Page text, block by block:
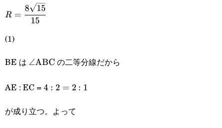
{15}
R=\cfrac{8\sqrt{15}}
R =
15
8 15
(1)
BE は \angle{\text{ABC}}
∠ABC の二等分線だから
AE : EC = 4:2=2:1
4 : 2 = 2 : 1
が成り立つ。よって